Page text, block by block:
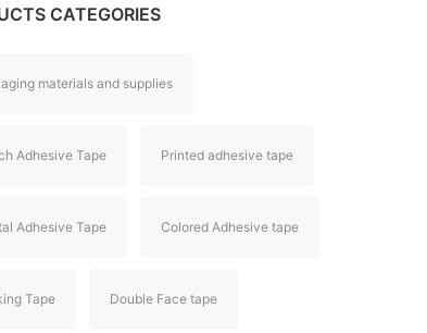
CATEGORIES
materials and supplies
Adhesive Tape Printed adhesive tape
Adhesive Tape Colored Adhesive tape
Tape Double Face tape